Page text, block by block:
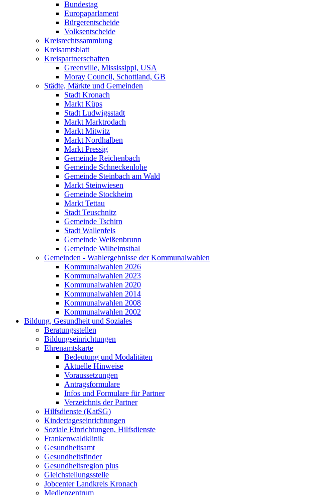
Bundestag
Europaparlament
Bürgerentscheide
Volksentscheide
Kreisrechtssammlung
Kreisamtsblatt
Kreispartnerschaften
Greenville, Mississippi, USA
Moray Council, Schottland, GB
Städte, Märkte und Gemeinden
Stadt Kronach
Markt Küps
Stadt Ludwigsstadt
Markt Marktrodach
Markt Mitwitz
Markt Nordhalben
Markt Pressig
Gemeinde Reichenbach
Gemeinde Schneckenlohe
Gemeinde Steinbach am Wald
Markt Steinwiesen
Gemeinde Stockheim
Markt Tettau
Stadt Teuschnitz
Gemeinde Tschirn
Stadt Wallenfels
Gemeinde Weißenbrunn
Gemeinde Wilhelmsthal
Gemeinden - Wahlergebnisse der Kommunalwahlen
Kommunalwahlen 2026
Kommunalwahlen 2023
Kommunalwahlen 2020
Kommunalwahlen 2014
Kommunalwahlen 2008
Kommunalwahlen 2002
Bildung, Gesundheit und Soziales
Beratungsstellen
Bildungseinrichtungen
Ehrenamtskarte
Bedeutung und Modalitäten
Aktuelle Hinweise
Voraussetzungen
Antragsformulare
Infos und Formulare für Partner
Verzeichnis der Partner
Hilfsdienste (KatSG)
Kindertageseinrichtungen
Soziale Einrichtungen, Hilfsdienste
Frankenwaldklinik
Gesundheitsamt
Gesundheitsfinder
Gesundheitsregion plus
Gleichstellungsstelle
Jobcenter Landkreis Kronach
Medienzentrum